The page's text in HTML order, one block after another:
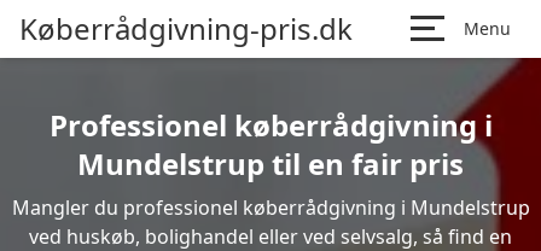
Køberrådgivning-pris.dk Menu
Professionel køberrådgivning i
Mundelstrup til en fair pris
Mangler du professionel køberrådgivning i Mundelstrup
ved huskøb, bolighandel eller ved selvsalg, så find en